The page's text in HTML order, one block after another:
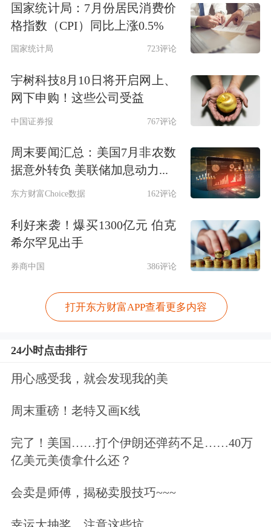
友好的减债条款。他们尽管在此期间有
过挣扎，但大多数人最终还是选择投同
在求生这道题上，债务人与债权人的诉
求是一致的——唯有活着，偿债才有基
础。
龙光此次境内债重组进程相对顺利。
7月7日，市场已有消息称，龙光多笔境
过，有望在近期落地。7月10日，龙光
表示，本次重组获得投资人高度支持，
全部债券表决提前通过，这意味着龙光
境内债券重组宣告成功。
龙光的境内债重组博弈，自今年3月开
始，其间经过数次迂回，最终版方案在
6月23日正式发布。
具体来看，龙光提供了全额转换特定资
国家统计局：7月份居民消费价
格指数（CPI）同比上涨0.5%
国家统计局 723评论
宇树科技8月10日将开启网上、
网下申购！这些公司受益
中国证券报 767评论
周末要闻汇总：美国7月非农数
据意外转负 美联储加息动力...
东方财富Choice数据 162评论
利好来袭！爆买1300亿元 伯克
希尔罕见出手
券商中国 386评论
打开东方财富APP查看更多内容
24小时点击排行
用心感受我，就会发现我的美
周末重磅！老特又画K线
完了！美国……打个伊朗还弹药不足……40万
亿美元美债拿什么还？
会卖是师傅，揭秘卖股技巧~~~